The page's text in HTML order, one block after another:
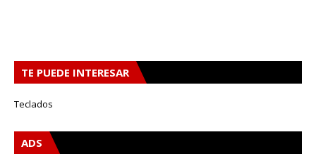
TE PUEDE INTERESAR
Teclados
ADS